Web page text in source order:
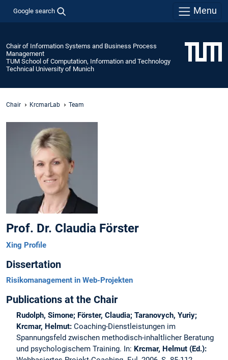
Google search Menu
Chair of Information Systems and Business Process
Management
TUM School of Computation, Information and Technology
Technical University of Munich
Chair KrcmarLab Team
Prof. Dr. Claudia Förster
Xing Profile
Dissertation
Risikomanagement in Web-Projekten
Publications at the Chair
Rudolph, Simone; Förster, Claudia; Taranovych, Yuriy;
Krcmar, Helmut: Coaching-Dienstleistungen im
Spannungsfeld zwischen methodisch-inhaltlicher Beratung
und psychologischem Training. In: Krcmar, Helmut (Ed.):